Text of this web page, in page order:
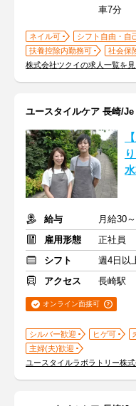
車7分
ネイル可 シフト自由・自
扶養控除内勤務可
社会保
株式会社ツクイの求人一覧を見
ユースタイルケア 長崎/Je
給与
雇用形態
正社員
シフト
週4日以
アクセス
長崎駅
オンライン面接可
シルバー歓迎 ヒゲ可
主婦(夫)歓迎
ユースタイルラボラトリー株